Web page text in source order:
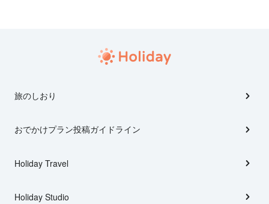
旅のしおり
おでかけプラン投稿ガイドライン
Holiday Travel
Holiday Studio